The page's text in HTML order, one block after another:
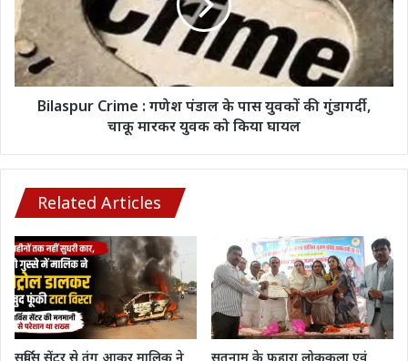
पंडाल
के
पास
युवकों
की
गुंडागर्दी,
किया
घायल
Bilaspur Crime : गणेश पंडाल के पास युवकों की गुंडागर्दी,
चाकू मारकर युवक को किया घायल
Related Articles
सर्विस सेंटर से तंग आकर मालिक ने
सतनाम के फुहारा लोककला एवं